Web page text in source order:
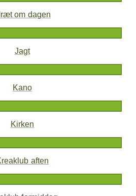
om dagen
Jagt
Kano
Kirken
aften